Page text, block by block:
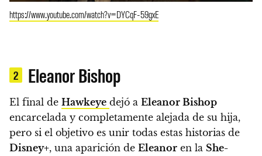
https://www.youtube.com/watch?v=DYCqF-59gxE
2 Eleanor Bishop
El final de Hawkeye dejó a Eleanor Bishop
encarcelada y completamente alejada de su hija,
pero si el objetivo es unir todas estas historias de
Disney+, una aparición de Eleanor en la She-